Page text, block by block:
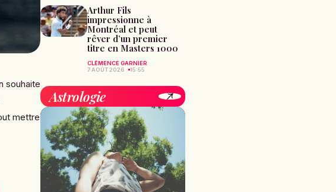
souhaite
mettre
Arthur Fils
impressionne à
Montréal et peut
rêver d’un premier
titre en Masters 1000
CLÉMENCE GARNIER
7 AOÛT 2026
15:55
Astrologie